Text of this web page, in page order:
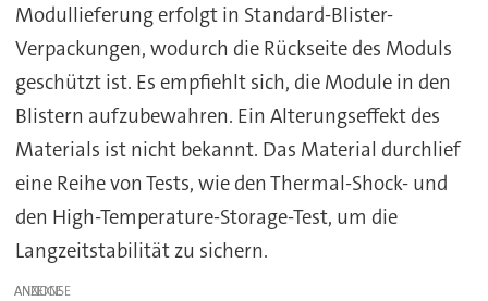
Modullieferung erfolgt in Standard-Blister-
Verpackungen, wodurch die Rückseite des Moduls
geschützt ist. Es empfiehlt sich, die Module in den
Blistern aufzubewahren. Ein Alterungseffekt des
Materials ist nicht bekannt. Das Material durchlief
eine Reihe von Tests, wie den Thermal-Shock- und
den High-Temperature-Storage-Test, um die
Langzeitstabilität zu sichern.
ANZEIGE